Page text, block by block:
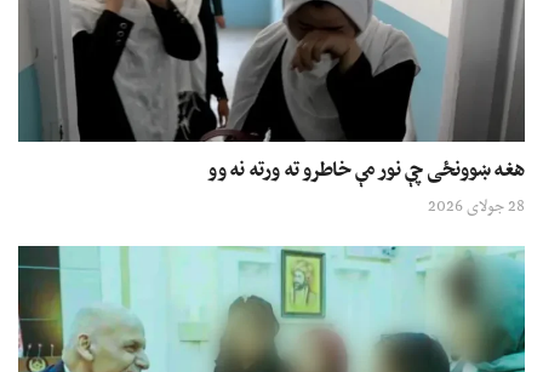
هغه ښوونځی چې نور مې خاطرو ته ورته نه وو
28 جولای 2026